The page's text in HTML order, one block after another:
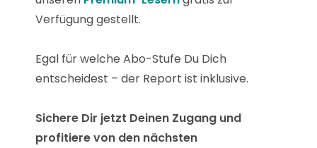
Verfügung gestellt.
Egal für welche Abo-Stufe Du Dich
entscheidest – der Report ist inklusive.
Sichere Dir jetzt Deinen Zugang und
profitiere von den nächsten